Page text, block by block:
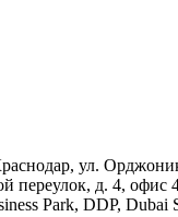
ул.
переулок, д. 4, офис
Park, DDP, Dubai